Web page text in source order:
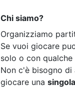
Chi siamo?
Organizziamo
Se vuoi giocare
solo o con qualche
Non c'è bisogno di
giocare una